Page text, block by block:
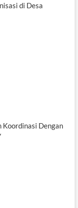
di Desa
Koordinasi Dengan